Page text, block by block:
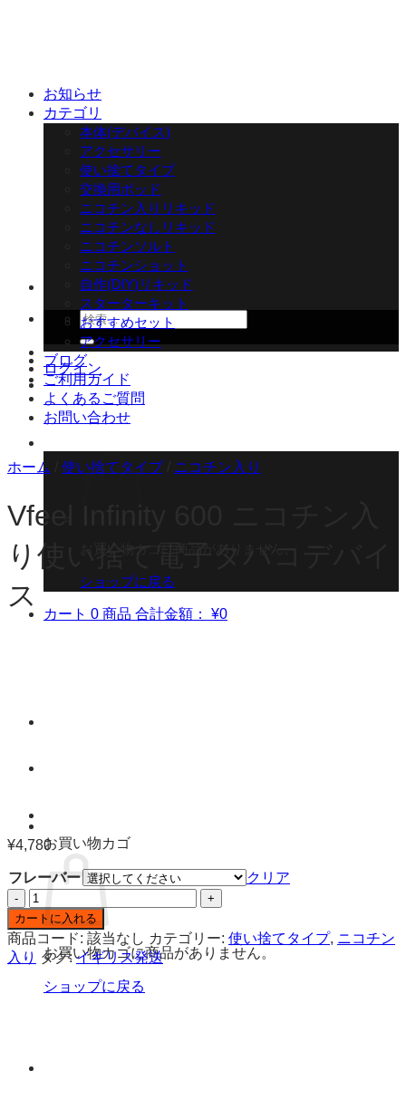
検
索
対
象:
ログイン
ショップに戻る
カート 0 商品 合計金額： ¥0
お買い物カゴ
お買い物カゴに商品がありません。
ショップに戻る
お知らせ
カテゴリ
本体(デバイス)
アクセサリー
使い捨てタイプ
交換用ポッド
ニコチン入りリキッド
ニコチンなしリキッド
ニコチンソルト
ニコチンショット
自作(DIY)リキッド
スターターキット
おすすめセット
アクセサリー
ブログ
ご利用ガイド
よくあるご質問
お問い合わせ
ホーム 使い捨てタイプ ニコチン入り
Vfeel Infinity 600 ニコチン入
り使い捨て電子タバコデバイ
ス
¥4,780
フレーバー
クリア
Vfeel
Infinity
600
ニ
コ
カートに入れる
商品コード: 該当なし カテゴリー: 使い捨てタイプ, ニコチン
入り タグ:イギリス発送